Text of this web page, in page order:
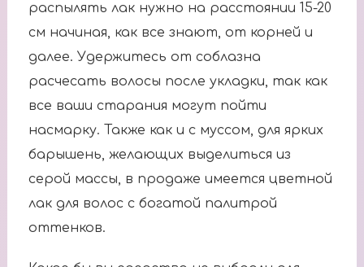
распылять лак нужно на расстоянии 15-20
см начиная, как все знают, от корней и
далее. Удержитесь от соблазна
расчесать волосы после укладки, так как
все ваши старания могут пойти
насмарку. Также как и c муссом, для ярких
барышень, желающих выделиться из
серой массы, в продаже имеется цветной
лак для волос с богатой палитрой
оттенков.